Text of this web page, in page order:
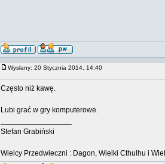
Wysłany: 20 Stycznia 2014, 14:40
Często niż kawę.
Lubi grać w gry komputerowe.
Stefan Grabiński
Wielcy Przedwieczni : Dagon, Wielki Cthulhu i